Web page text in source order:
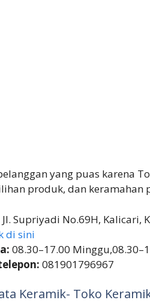
yang puas karena
produk, dan keramahan
Jl. Supriyadi No.69H, Kalicari,
di sini
08.30–17.00
081901796967
Keramik- Toko